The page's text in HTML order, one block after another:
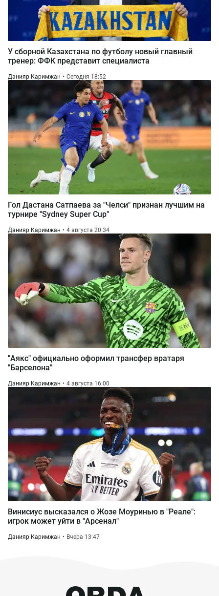
У сборной Казахстана по футболу новый главный
тренер: ФФК представит специалиста
Данияр Каримжан Сегодня 18:52
Гол Дастана Сатпаева за "Челси" признан лучшим на
турнире "Sydney Super Cup"
Данияр Каримжан 4 августа 20:34
"Аякс" официально оформил трансфер вратаря
"Барселона"
Данияр Каримжан 4 августа 16:00
Винисиус высказался о Жозе Моуринью в "Реале":
игрок может уйти в "Арсенал"
Данияр Каримжан Вчера 13:47